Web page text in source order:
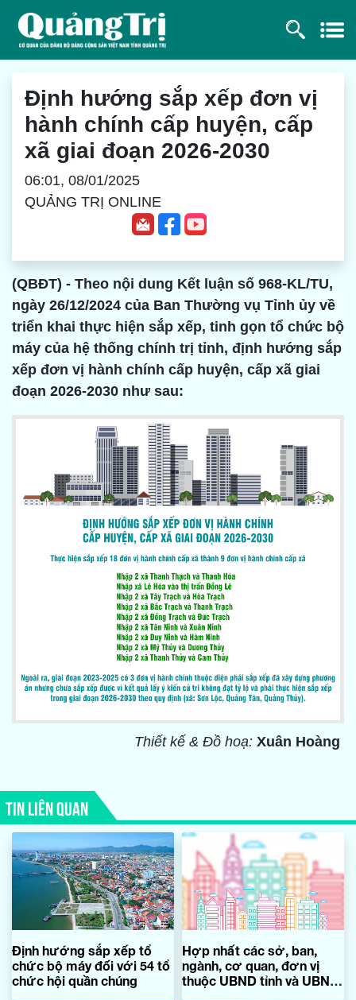
Định hướng sắp xếp đơn vị
hành chính cấp huyện, cấp
xã giai đoạn 2026-2030
06:01, 08/01/2025
QUẢNG TRỊ ONLINE
(QBĐT) - Theo nội dung Kết luận số 968-KL/TU,
ngày 26/12/2024 của Ban Thường vụ Tỉnh ủy về
triển khai thực hiện sắp xếp, tinh gọn tổ chức bộ
máy của hệ thống chính trị tỉnh, định hướng sắp
xếp đơn vị hành chính cấp huyện, cấp xã giai
đoạn 2026-2030 như sau:
Thiết kế & Đồ hoạ: Xuân Hoàng
TIN LIÊN QUAN
Định hướng sắp xếp tổ
chức bộ máy đối với 54 tổ
chức hội quần chúng
Hợp nhất các sở, ban,
ngành, cơ quan, đơn vị
thuộc UBND tỉnh và UBND